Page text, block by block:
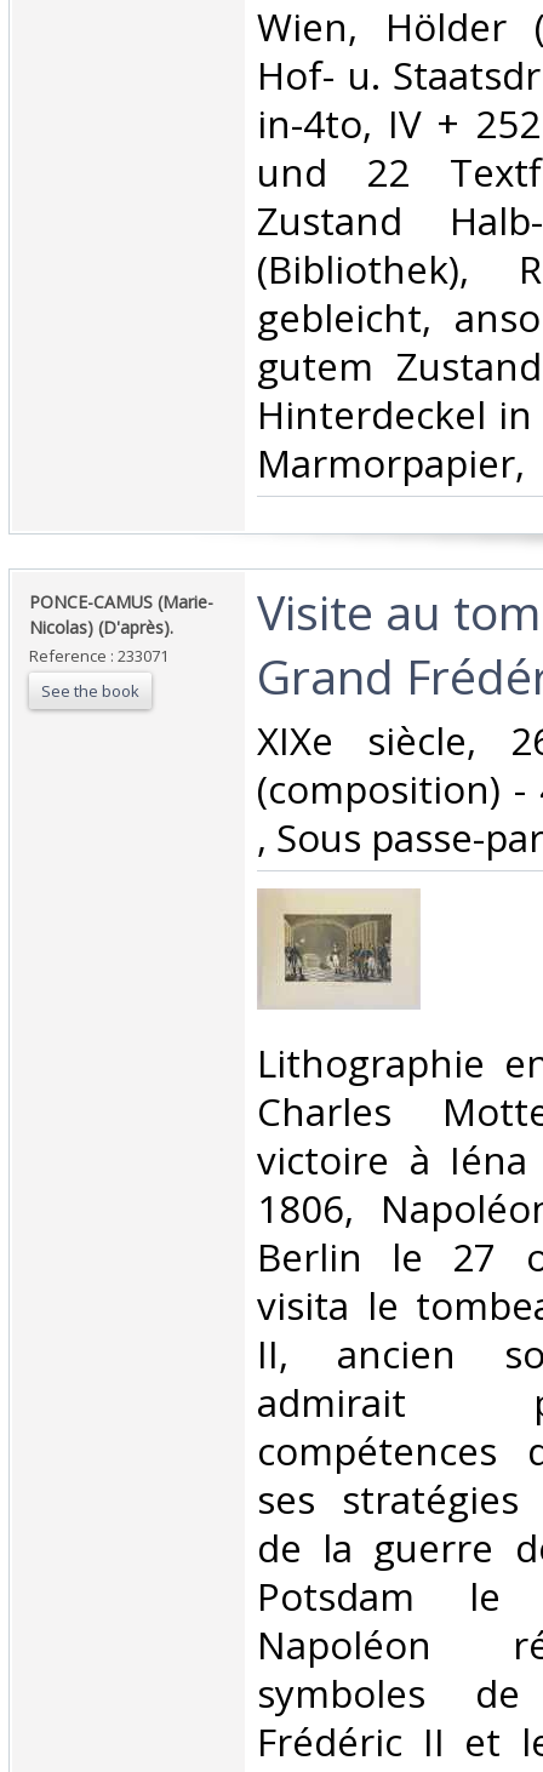
‎Wien, Hölder
Hof- u.
in-4to, IV +
und 22
Zustand Halb-
(Bibliothek),
gebleicht,
gutem
Hinterdeckel
Marmorpapier,‎
‎PONCE-CAMUS (Marie-
Nicolas) (D'après).‎
Reference : 233071
See the book
‎Visite au
Grand
‎XIXe siècle,
(composition) -
, Sous passe-
‎Lithographie
Charles
victoire à
1806,
Berlin le 27
visita le
II, ancien
admirait
ses
de la guerre
Potsdam le
Napoléon
symboles
Frédéric II et